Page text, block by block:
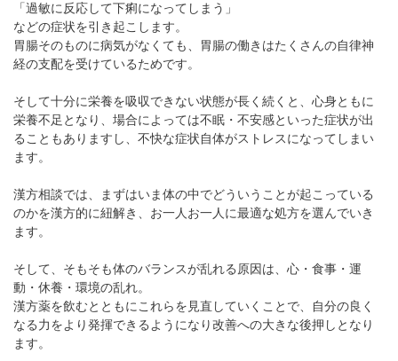
「過敏に反応して下痢になってしまう」
などの症状を引き起こします。
胃腸そのものに病気がなくても、胃腸の働きはたくさんの自律神
経の支配を受けているためです。
そして十分に栄養を吸収できない状態が長く続くと、心身ともに
栄養不足となり、場合によっては不眠・不安感といった症状が出
ることもありますし、不快な症状自体がストレスになってしまい
ます。
漢方相談では、まずはいま体の中でどういうことが起こっている
のかを漢方的に紐解き、お一人お一人に最適な処方を選んでいき
ます。
そして、そもそも体のバランスが乱れる原因は、心・食事・運
動・休養・環境の乱れ。
漢方薬を飲むとともにこれらを見直していくことで、自分の良く
なる力をより発揮できるようになり改善への大きな後押しとなり
ます。